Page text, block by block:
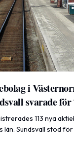
i
svarade för
113 nya
Sundsvall stod för